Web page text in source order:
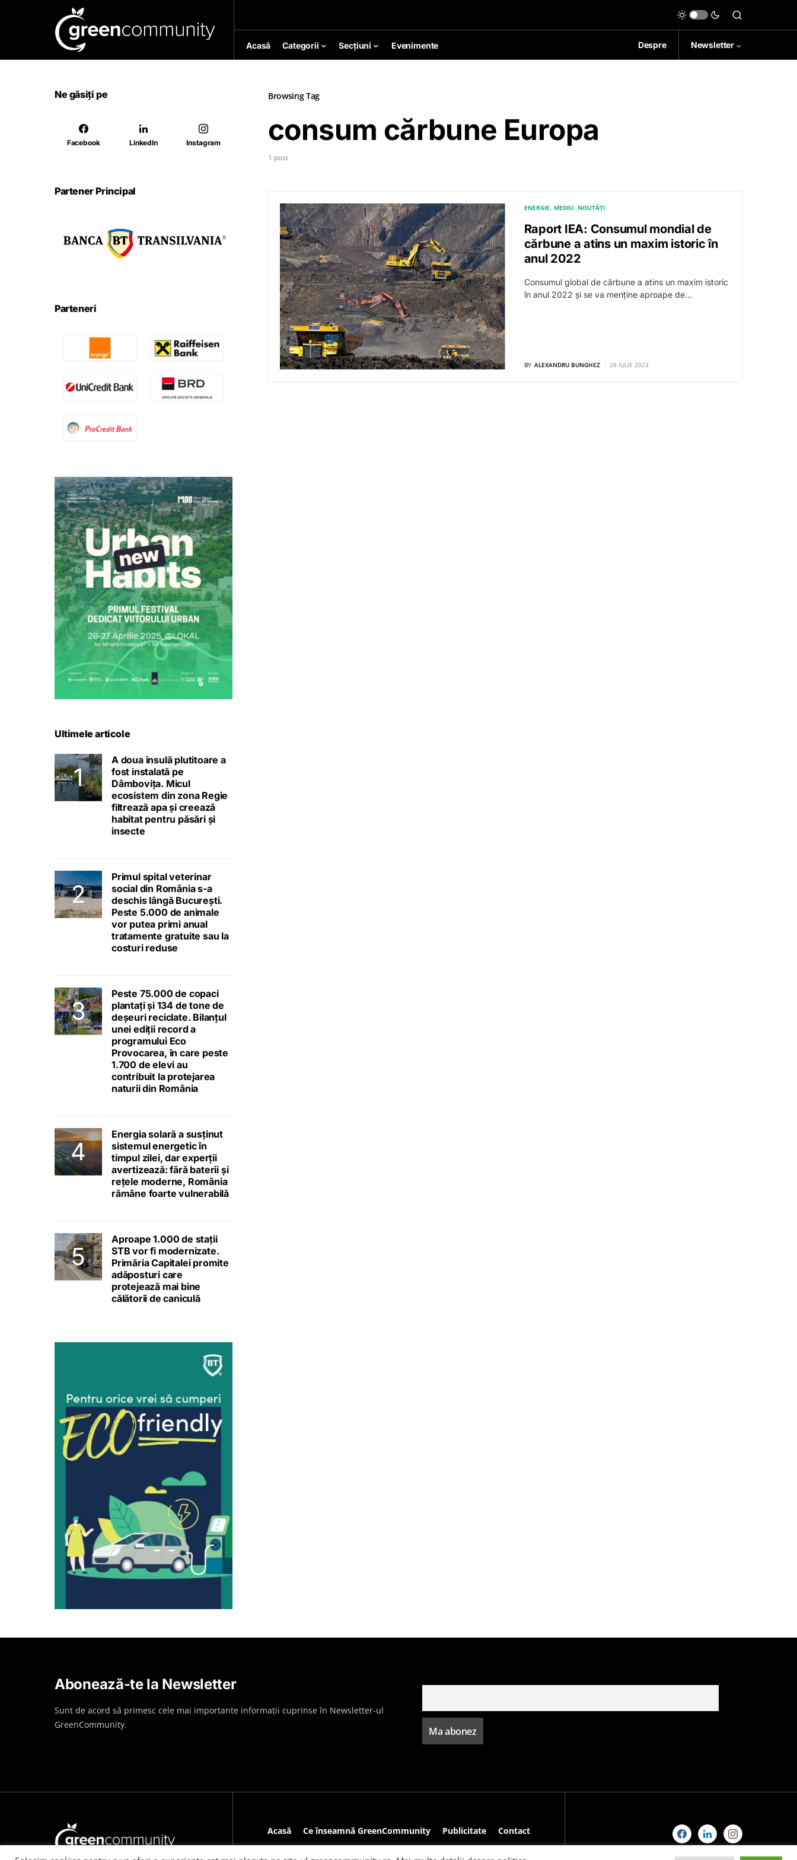
Acasă Categorii Secțiuni Evenimente Despre Newsletter
Browsing Tag
consum cărbune Europa
1 post
ENERGIE MEDIU NOUTĂȚI
Raport IEA: Consumul mondial de
cărbune a atins un maxim istoric în
anul 2022
Consumul global de cărbune a atins un maxim istoric
în anul 2022 și se va menține aproape de…
BY ALEXANDRU BUNGHEZ 28 IULIE 2023
Ne găsiți pe
Facebook LinkedIn Instagram
Partener Principal
Parteneri
Ultimele articole
A doua insulă plutitoare a
fost instalată pe
Dâmbovița. Micul
ecosistem din zona Regie
filtrează apa și creează
habitat pentru păsări și
insecte
Primul spital veterinar
social din România s-a
deschis lângă București.
Peste 5.000 de animale
vor putea primi anual
tratamente gratuite sau la
costuri reduse
Peste 75.000 de copaci
plantați și 134 de tone de
deșeuri reciclate. Bilanțul
unei ediții record a
programului Eco
Provocarea, în care peste
1.700 de elevi au
contribuit la protejarea
naturii din România
Energia solară a susținut
sistemul energetic în
timpul zilei, dar experții
avertizează: fără baterii și
rețele moderne, România
rămâne foarte vulnerabilă
Aproape 1.000 de stații
STB vor fi modernizate.
Primăria Capitalei promite
adăposturi care
protejează mai bine
călătorii de caniculă
Abonează-te la Newsletter
Sunt de acord să primesc cele mai importante informații cuprinse în Newsletter-ul
GreenCommunity.
Acasă Ce înseamnă GreenCommunity Publicitate Contact